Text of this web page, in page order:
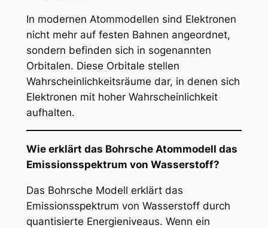
In modernen Atommodellen sind Elektronen
nicht mehr auf festen Bahnen angeordnet,
sondern befinden sich in sogenannten
Orbitalen. Diese Orbitale stellen
Wahrscheinlichkeitsräume dar, in denen sich
Elektronen mit hoher Wahrscheinlichkeit
aufhalten.
Wie erklärt das Bohrsche Atommodell das
Emissionsspektrum von Wasserstoff?
Das Bohrsche Modell erklärt das
Emissionsspektrum von Wasserstoff durch
quantisierte Energieniveaus. Wenn ein